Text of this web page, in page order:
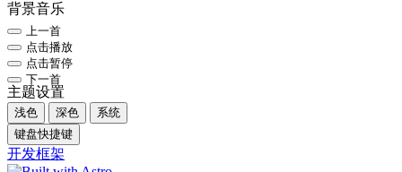
背景音乐
上一首
点击播放
点击暂停
下一首
主题设置
浅色 深色
系统
键盘快捷键
开发框架